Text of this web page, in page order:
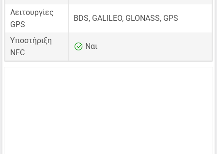
Λειτουργίες
GPS
BDS, GALILEO, GLONASS, GPS
Υποστήριξη
NFC
Ναι